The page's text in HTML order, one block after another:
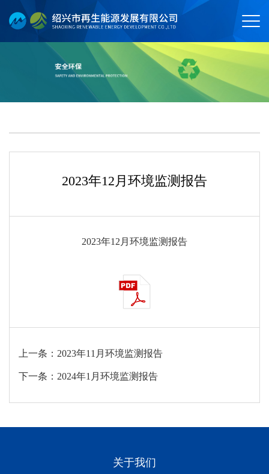
2023年12月环境监测报告
2023年12月环境监测报告
上一条：2023年11月环境监测报告
下一条：2024年1月环境监测报告
关于我们